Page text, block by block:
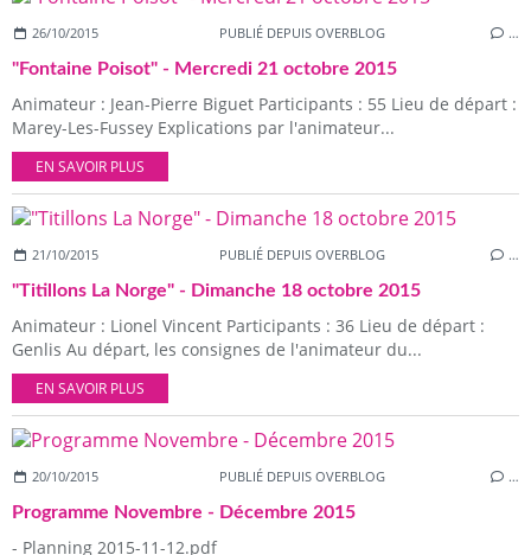
26/10/2015 PUBLIÉ DEPUIS OVERBLOG …
"Fontaine Poisot" - Mercredi 21 octobre 2015
Animateur : Jean-Pierre Biguet Participants : 55 Lieu de départ :
Marey-Les-Fussey Explications par l'animateur...
EN SAVOIR PLUS
21/10/2015 PUBLIÉ DEPUIS OVERBLOG …
"Titillons La Norge" - Dimanche 18 octobre 2015
Animateur : Lionel Vincent Participants : 36 Lieu de départ :
Genlis Au départ, les consignes de l'animateur du...
EN SAVOIR PLUS
20/10/2015 PUBLIÉ DEPUIS OVERBLOG …
Programme Novembre - Décembre 2015
- Planning 2015-11-12.pdf